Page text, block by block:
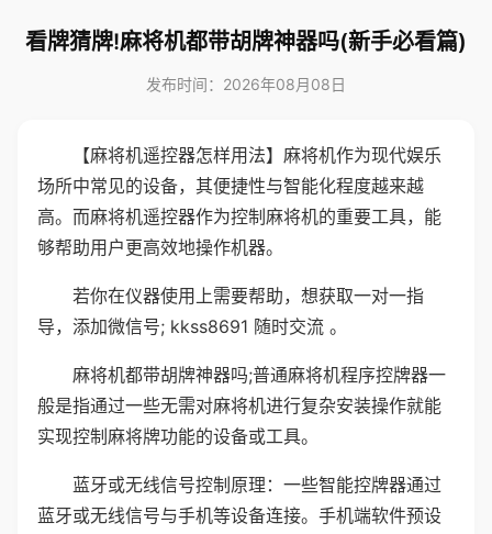
看牌猜牌!麻将机都带胡牌神器吗(新手必看篇)
发布时间：2026年08月08日
【麻将机遥控器怎样用法】麻将机作为现代娱乐
场所中常见的设备，其便捷性与智能化程度越来越
高。而麻将机遥控器作为控制麻将机的重要工具，能
够帮助用户更高效地操作机器。
若你在仪器使用上需要帮助，想获取一对一指
导，添加微信号; kkss8691 随时交流 。
麻将机都带胡牌神器吗;普通麻将机程序控牌器一
般是指通过一些无需对麻将机进行复杂安装操作就能
实现控制麻将牌功能的设备或工具。
蓝牙或无线信号控制原理：一些智能控牌器通过
蓝牙或无线信号与手机等设备连接。手机端软件预设